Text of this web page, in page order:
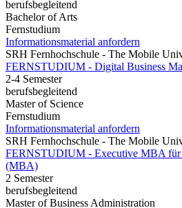
berufsbegleitend
Bachelor of Arts
Fernstudium
Informationsmaterial anfordern
SRH Fernhochschule - The Mobile
FERNSTUDIUM - Digital Business
2-4 Semester
berufsbegleitend
Master of Science
Fernstudium
Informationsmaterial anfordern
SRH Fernhochschule - The Mobile
FERNSTUDIUM - Executive MBA für
(MBA)
2 Semester
berufsbegleitend
Master of Business Administration